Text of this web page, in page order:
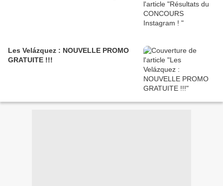
Les Velázquez : NOUVELLE PROMO
GRATUITE !!!